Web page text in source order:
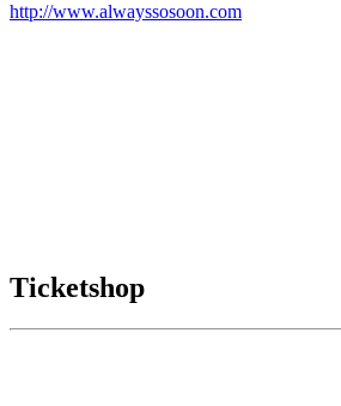
http://www.alwayssosoon.com
Ticketshop